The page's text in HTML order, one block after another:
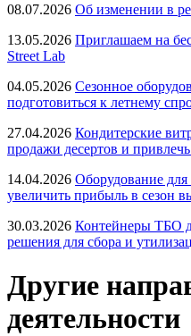
08.07.2026 Об изменении в
13.05.2026 Приглашаем на
Street Lab
04.05.2026 Сезонное
подготовиться к летнему
27.04.2026 Кондитерские
продажи десертов и
14.04.2026 Оборудование для
увеличить прибыль в сезон
30.03.2026 Контейнеры ТБО
решения для сбора и
Другие
деятельности